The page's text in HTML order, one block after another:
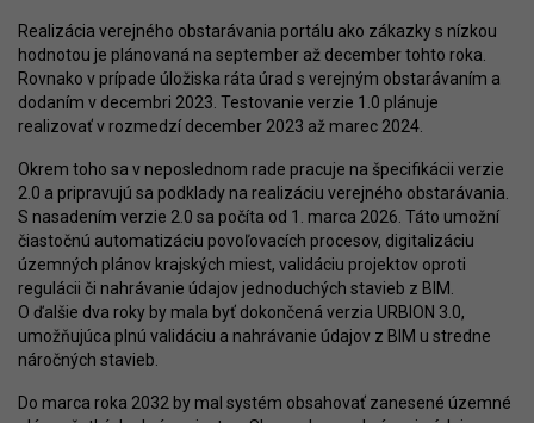
Realizácia verejného obstarávania portálu ako zákazky s nízkou
hodnotou je plánovaná na september až december tohto roka.
Rovnako v prípade úložiska ráta úrad s verejným obstarávaním a
dodaním v decembri 2023. Testovanie verzie 1.0 plánuje
realizovať v rozmedzí december 2023 až marec 2024.
Okrem toho sa v neposlednom rade pracuje na špecifikácii verzie
2.0 a pripravujú sa podklady na realizáciu verejného obstarávania.
S nasadením verzie 2.0 sa počíta od 1. marca 2026. Táto umožní
čiastočnú automatizáciu povoľovacích procesov, digitalizáciu
územných plánov krajských miest, validáciu projektov oproti
regulácii či nahrávanie údajov jednoduchých stavieb z BIM.
O ďalšie dva roky by mala byť dokončená verzia URBION 3.0,
umožňujúca plnú validáciu a nahrávanie údajov z BIM u stredne
náročných stavieb.
Do marca roka 2032 by mal systém obsahovať zanesené územné